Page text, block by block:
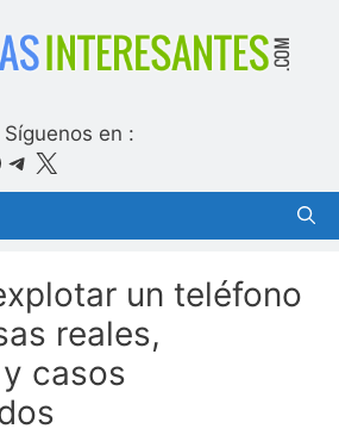
Síguenos en :
Telegram
X
un teléfono
reales,
casos